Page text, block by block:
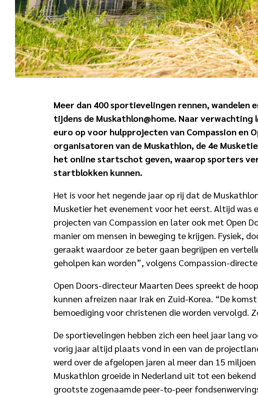
Meer dan 400 sportievelingen rennen,
tijdens de Muskathlon@home. Naar
euro op voor hulpprojecten van Compassion en
organisatoren van de Muskathlon, de 4e
het online startschot geven, waarop sporters
startblokken kunnen.
Het is voor het negende jaar op rij dat de
Musketier het evenement voor het eerst. Altijd was
projecten van Compassion en later ook met Open
manier om mensen in beweging te krijgen. Fysiek,
geraakt waardoor ze beter gaan begrijpen en
geholpen kan worden”, volgens Compassion-
Open Doors-directeur Maarten Dees spreekt de
kunnen afreizen naar Irak en Zuid-Korea. “De
bemoediging voor christenen die worden vervolgd.
De sportievelingen hebben zich een heel jaar lang
vorig jaar altijd plaats vond in een van de
werd over de afgelopen jaren al meer dan 15
Muskathlon groeide in Nederland uit tot een
grootste zogenaamde peer-to-peer